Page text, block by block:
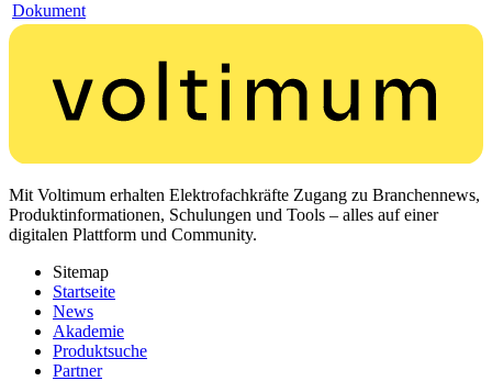
Dokument
Mit Voltimum erhalten Elektrofachkräfte Zugang zu Branchennews,
Produktinformationen, Schulungen und Tools – alles auf einer
digitalen Plattform und Community.
Sitemap
Startseite
News
Akademie
Produktsuche
Partner